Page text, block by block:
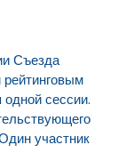
Съезда
сессии.
участник